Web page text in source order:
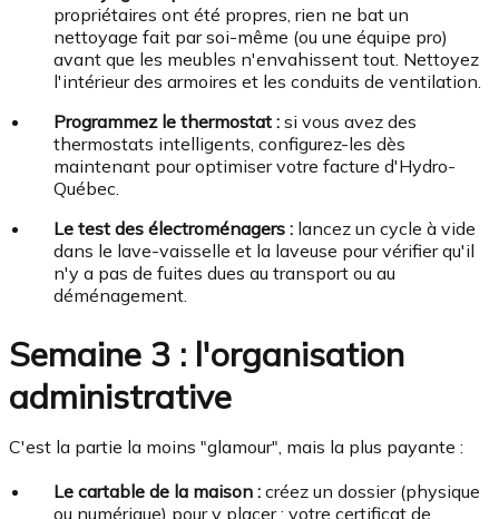
propriétaires ont été propres, rien ne bat un
nettoyage fait par soi-même (ou une équipe pro)
avant que les meubles n'envahissent tout. Nettoyez
l'intérieur des armoires et les conduits de ventilation.
Programmez le thermostat : si vous avez des
thermostats intelligents, configurez-les dès
maintenant pour optimiser votre facture d'Hydro-
Québec.
Le test des électroménagers : lancez un cycle à vide
dans le lave-vaisselle et la laveuse pour vérifier qu'il
n'y a pas de fuites dues au transport ou au
déménagement.
Semaine 3 : l'organisation
administrative
C'est la partie la moins "glamour", mais la plus payante :
Le cartable de la maison : créez un dossier (physique
ou numérique) pour y placer : votre certificat de